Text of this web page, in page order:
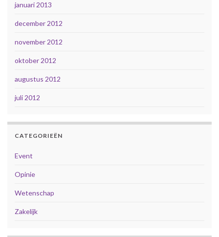
januari 2013
december 2012
november 2012
oktober 2012
augustus 2012
juli 2012
CATEGORIEËN
Event
Opinie
Wetenschap
Zakelijk